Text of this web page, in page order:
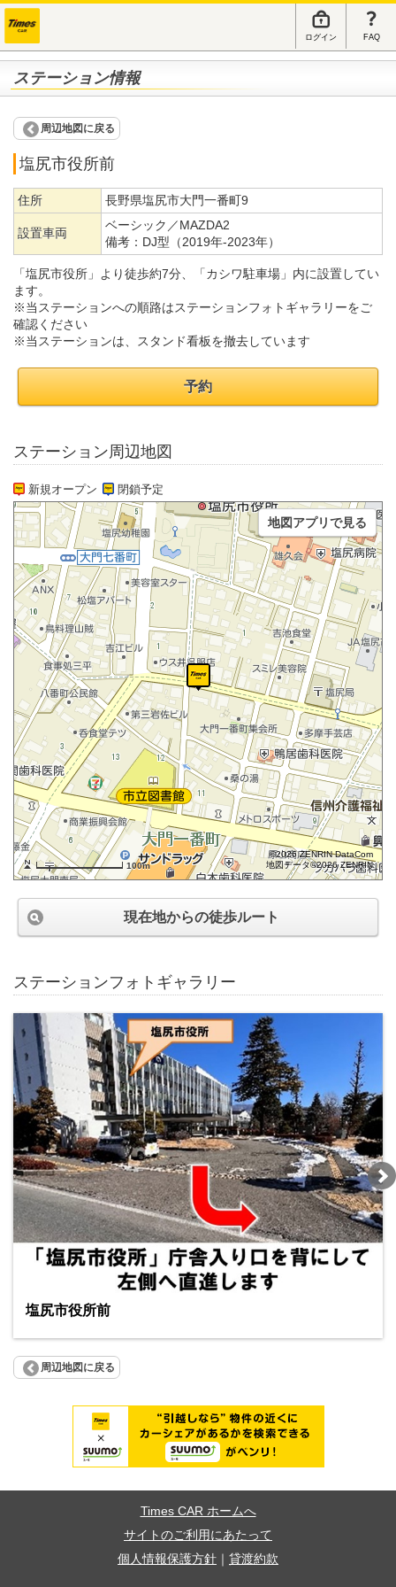
ログイン FAQ
ステーション情報
周辺地図に戻る
塩尻市役所前
住所 長野県塩尻市大門一番町9
設置車両
ベーシック／MAZDA2
備考： DJ型（2019年-2023年）
「塩尻市役所」より徒歩約7分、「カシワ駐車場」内に設置してい
ます。
※当ステーションへの順路はステーションフォトギャラリーをご
確認ください
※当ステーションは、スタンド看板を撤去しています
予約
ステーション周辺地図
新規オープン 閉鎖予定
100m
©2026 ZENRIN DataCom
地図データ©2026 ZENRIN
地図アプリで見る
現在地からの徒歩ルート
ステーションフォトギャラリー
塩尻市役所前
周辺地図に戻る
Times CAR ホームへ
サイトのご利用にあたって
個人情報保護方針
貸渡約款